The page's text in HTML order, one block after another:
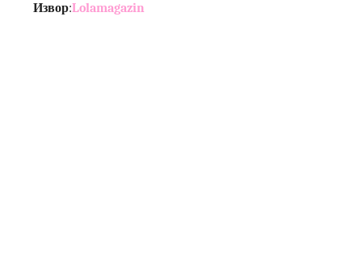
Извор:Lolamagazin